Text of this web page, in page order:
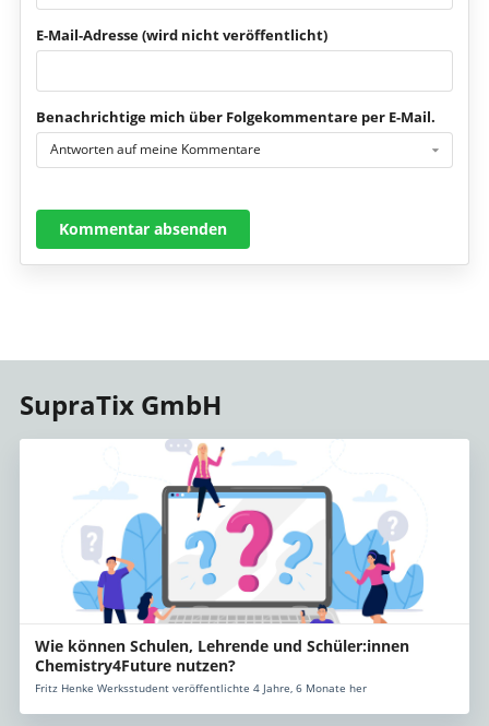
E-Mail-Adresse (wird nicht veröffentlicht)
Benachrichtige mich über Folgekommentare per E-Mail.
Antworten auf meine Kommentare
Kommentar absenden
SupraTix GmbH
Wie können Schulen, Lehrende und Schüler:innen
Chemistry4Future nutzen?
Fritz Henke Werksstudent veröffentlichte 4 Jahre, 6 Monate her